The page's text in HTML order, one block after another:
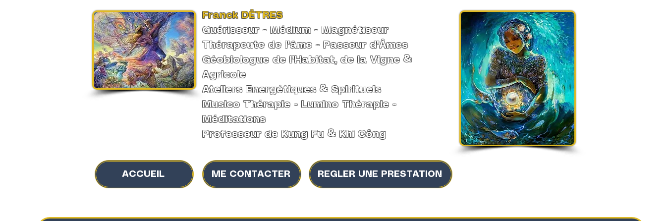
Franck DÊTRES
Guérisseur - Médium - Magnétiseur
Thérapeute de l'âme - Passeur d'Âmes
Géobiologue de l'Habitat, de la Vigne &
Agricole
Ateliers Energétiques & Spirituels
Musico Thérapie - Lumino Thérapie -
Méditations
Professeur de Kung Fu & Khi Công
ACCUEIL ME CONTACTER REGLER UNE PRESTATION